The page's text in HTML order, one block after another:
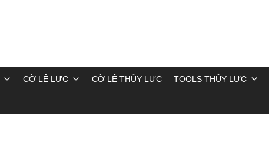
CỜ LÊ LỰC CỜ LÊ THỦY LỰC TOOLS THỦY LỰC